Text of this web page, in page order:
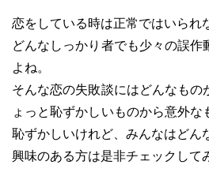
恋をしている時は正常ではいられ
どんなしっかり者でも少々の誤作
よね。
そんな恋の失敗談にはどんなもの
ょっと恥ずかしいものから意外
恥ずかしいけれど、みんなはどん
興味のある方は是非チェックして